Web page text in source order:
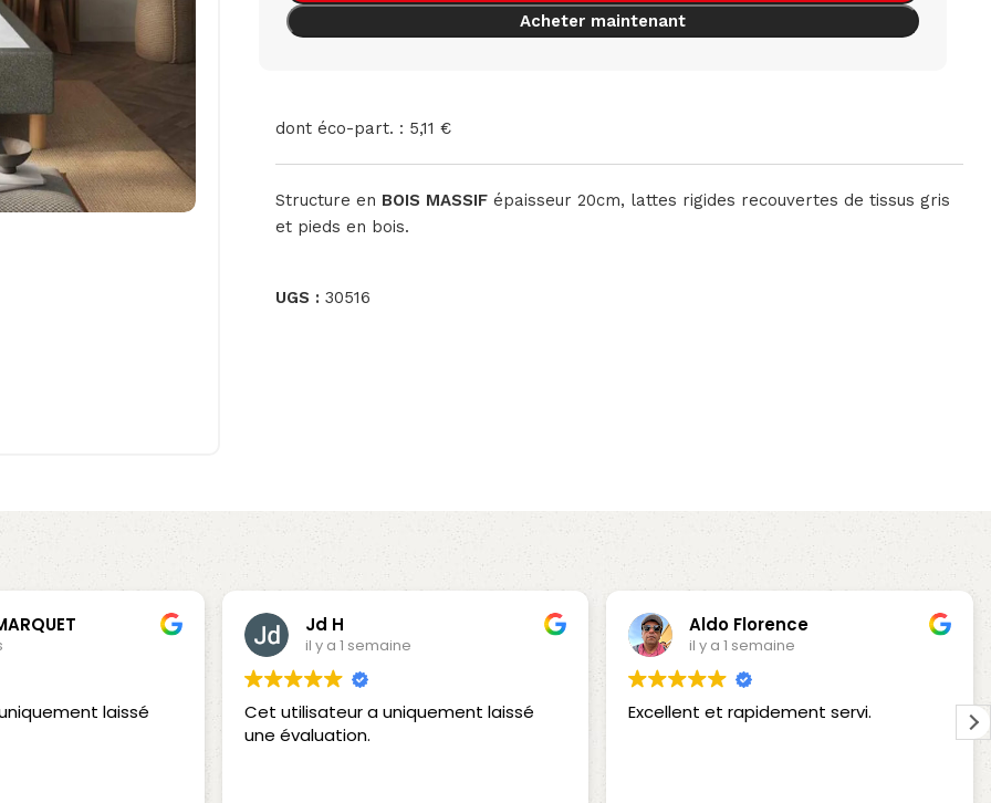
Acheter maintenant
dont éco-part. : 5,11 €
Structure en BOIS MASSIFépaisseur 20cm, lattes rigides recouvertes de tissus gris
et pieds en bois.
UGS : 30516
laissé
Aldo Florence
il y a 1 semaine
Excellent et rapidement servi.
francine Nalem
il y a 1 semaine
Cet utilisateur a uniquement laissé